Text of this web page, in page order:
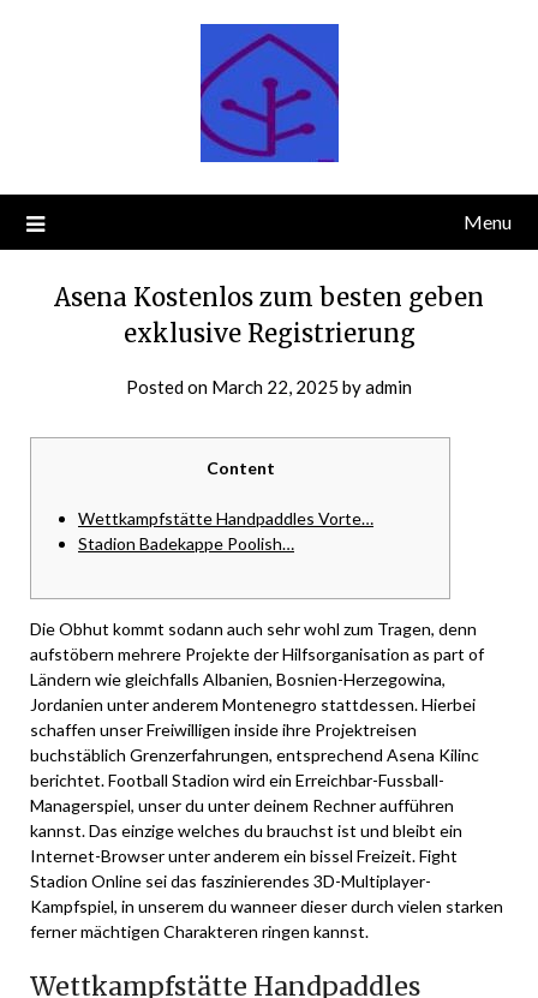
Menu
Asena Kostenlos zum besten geben
exklusive Registrierung
Posted on March 22, 2025 byadmin
Content
Wettkampfstätte Handpaddles Vorte…
Stadion Badekappe Poolish…
Die Obhut kommt sodann auch sehr wohl zum Tragen, denn
aufstöbern mehrere Projekte der Hilfsorganisation as part of
Ländern wie gleichfalls Albanien, Bosnien-Herzegowina,
Jordanien unter anderem Montenegro stattdessen. Hierbei
schaffen unser Freiwilligen inside ihre Projektreisen
buchstäblich Grenzerfahrungen, entsprechend Asena Kilinc
berichtet. Football Stadion wird ein Erreichbar-Fussball-
Managerspiel, unser du unter deinem Rechner aufführen
kannst.Das einzige welches du brauchst ist und bleibt ein
Internet-Browser unter anderem ein bissel Freizeit. Fight
Stadion Online sei das faszinierendes 3D-Multiplayer-
Kampfspiel, in unserem du wanneer dieser durch vielen starken
ferner mächtigen Charakteren ringen kannst.
Wettkampfstätte Handpaddles